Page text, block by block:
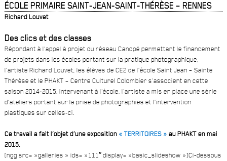
ÉCOLE PRIMAIRE SAINT-JEAN-SAINT-THÉRÈSE – RENNES
Richard Louvet
Des clics et des classes
Répondant à l’appel à projet du réseau Canopé permettant le financement
de projets dans les écoles portant sur la pratique photographique,
l’artiste Richard Louvet, les élèves de CE2 de l’école Saint Jean – Sainte
Thérèse et le PHAKT – Centre Culturel Colombier s’associent en cette
saison 2014-2015. Intervenant à l’école, l’artiste a mis en place une série
d’ateliers portant sur la prise de photographies et l’intervention
plastiques sur celles-ci.
Ce travail a fait l’objet d’une exposition « TERRITOIRES » au PHAKT en mai
2015.
[ngg src= »galleries » ids= »111″ display= »basic_slideshow »]Ci-dessous